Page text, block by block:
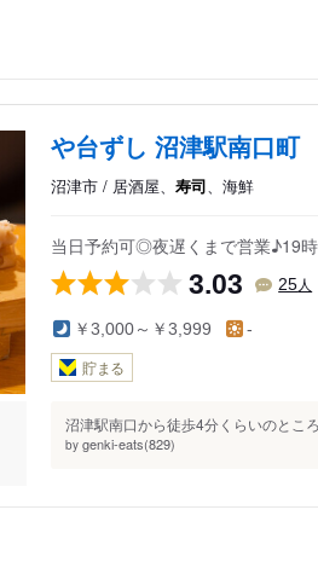
や台ずし 沼津駅南口町
沼津市 / 居酒屋、 寿司、海鮮
当日予約可◎夜遅くまで営業♪19
3.03 25人
￥3,000～￥3,999 -
貯まる
沼津駅南口から徒歩4分くらいのとこ
by genki-eats(829)